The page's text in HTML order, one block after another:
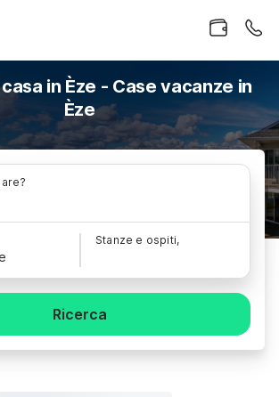
in Èze - Case vacanze in
Èze
Stanze e ospiti,
Ricerca